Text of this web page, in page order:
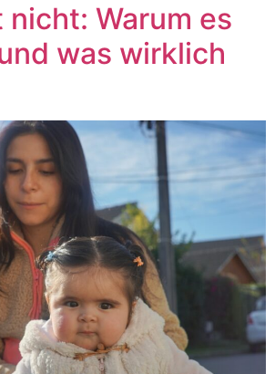
Warum es
was wirklich